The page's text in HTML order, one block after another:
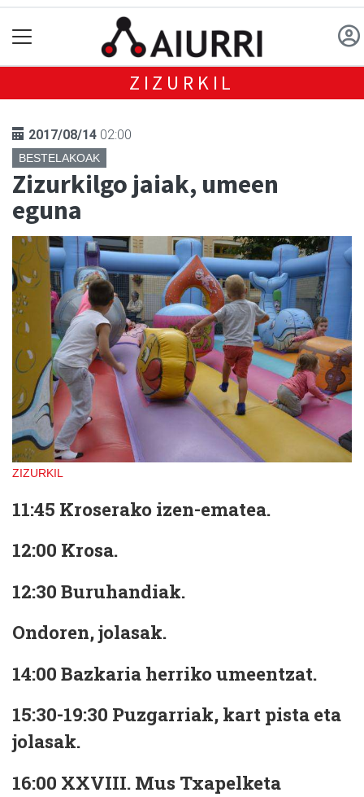
ZIZURKIL
2017/08/14 02:00
BESTELAKOAK
Zizurkilgo jaiak, umeen
eguna
ZIZURKIL
11:45 Kroserako izen-ematea.
12:00 Krosa.
12:30 Buruhandiak.
Ondoren, jolasak.
14:00 Bazkaria herriko umeentzat.
15:30-19:30 Puzgarriak, kart pista eta
jolasak.
16:00 XXVIII. Mus Txapelketa